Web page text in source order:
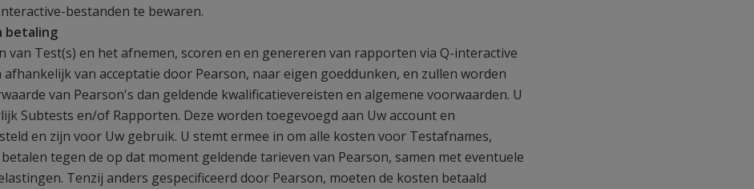
bestanden te bewaren.
betaling
van Test(s) en het afnemen, scoren en en genereren van rapporten via Q-interactive
afhankelijk van acceptatie door Pearson, naar eigen goeddunken, en zullen worden
van Pearson's dan geldende kwalificatievereisten en algemene voorwaarden. U
Subtests en/of Rapporten. Deze worden toegevoegd aan Uw account en
en zijn voor Uw gebruik. U stemt ermee in om alle kosten voor Testafnames,
tegen de op dat moment geldende tarieven van Pearson, samen met eventuele
Tenzij anders gespecificeerd door Pearson, moeten de kosten betaald